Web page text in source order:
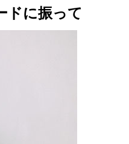
ドに振って